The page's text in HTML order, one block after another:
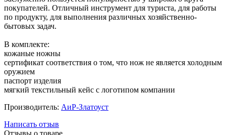
покупателей. Отличный инструмент для туриста, для работы
по продукту, для выполнения различных хозяйственно-
бытовых задач.
В комплекте:
кожаные ножны
сертификат соответствия о том, что нож не является холодным
оружием
паспорт изделия
мягкий текстильный кейс с логотипом компании
Производитель: АиР-Златоуст
Написать отзыв
Отзывы о товаре